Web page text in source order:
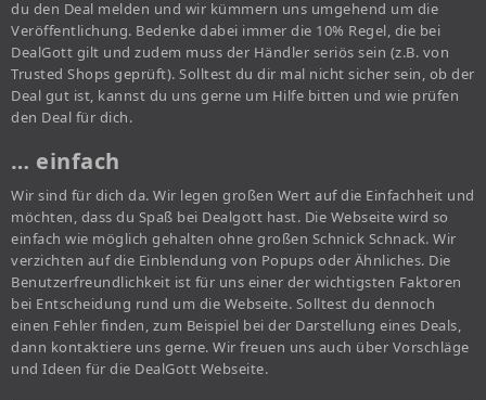
du den Deal melden und wir kümmern uns umgehend um die
Veröffentlichung. Bedenke dabei immer die 10% Regel, die bei
DealGott gilt und zudem muss der Händler seriös sein (z.B. von
Trusted Shops geprüft). Solltest du dir mal nicht sicher sein, ob der
Deal gut ist, kannst du uns gerne um Hilfe bitten und wie prüfen
den Deal für dich.
… einfach
Wir sind für dich da. Wir legen großen Wert auf die Einfachheit und
möchten, dass du Spaß bei Dealgott hast. Die Webseite wird so
einfach wie möglich gehalten ohne großen Schnick Schnack. Wir
verzichten auf die Einblendung von Popups oder Ähnliches. Die
Benutzerfreundlichkeit ist für uns einer der wichtigsten Faktoren
bei Entscheidung rund um die Webseite. Solltest du dennoch
einen Fehler finden, zum Beispiel bei der Darstellung eines Deals,
dann kontaktiere uns gerne. Wir freuen uns auch über Vorschläge
und Ideen für die DealGott Webseite.